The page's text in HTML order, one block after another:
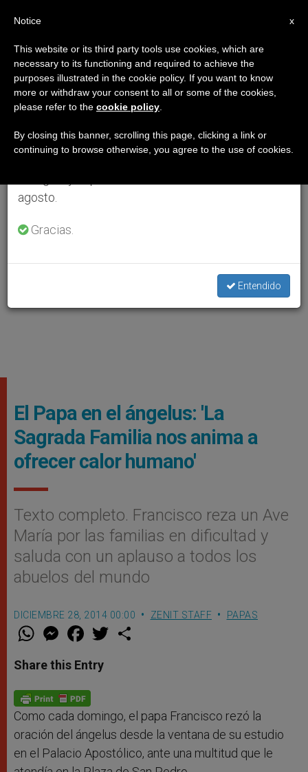
El Papa en el ángelus: 'La
Sagrada Familia nos anima a
ofrecer calor humano'
Texto completo. Francisco reza un Ave
Marí­a por las familias en dificultad y
saluda con un aplauso a todos los
abuelos del mundo
DICIEMBRE 28, 2014 00:00 ZENIT STAFF PAPAS
W
t
s
p
p
M
e
s
e
g
e
r
F
a
e
b
o
k
w
Share this Entry
Como cada domingo, el papa Francisco rezó la
oración del ángelus desde la ventana de su estudio
en el Palacio Apostólico, ante una multitud que le
×
Aviso importante
Del 27 de julio al 7 de agosto haremos la pausa
anual, aprovechando que en el periodo de verano
se generan menos informaciones y también el
agosto.
Gracias.
Entendido
x
Notice
This website or its third party tools use cookies, which are
necessary to its functioning and required to achieve the
purposes illustrated in the cookie policy. If you want to know
more or withdraw your consent to all or some of the cookies,
please refer to the cookie policy
By closing this banner, scrolling this page, clicking a link or
continuing to browse otherwise, you agree to the use of cookies.